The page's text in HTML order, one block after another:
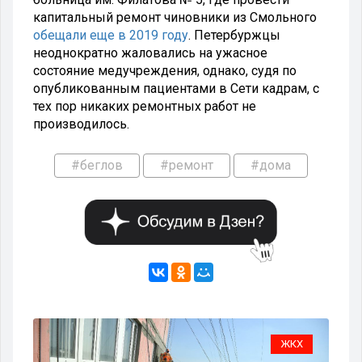
капитальный ремонт чиновники из Смольного
обещали еще в 2019 году. Петербуржцы
неоднократно жаловались на ужасное
состояние медучреждения, однако, судя по
опубликованным пациентами в Сети кадрам, с
тех пор никаких ремонтных работ не
производилось.
#беглов #ремонт #дома
ЖКХ